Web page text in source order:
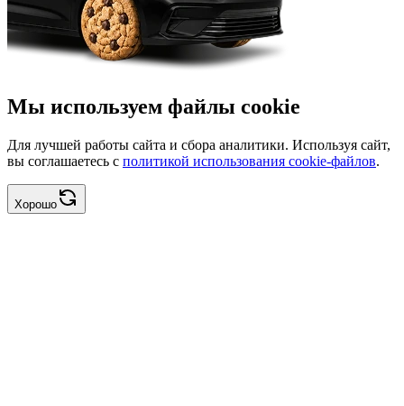
Мы используем файлы cookie
Для лучшей работы сайта и сбора аналитики. Используя сайт,
вы соглашаетесь с политикой использования cookie-файлов.
Хорошо